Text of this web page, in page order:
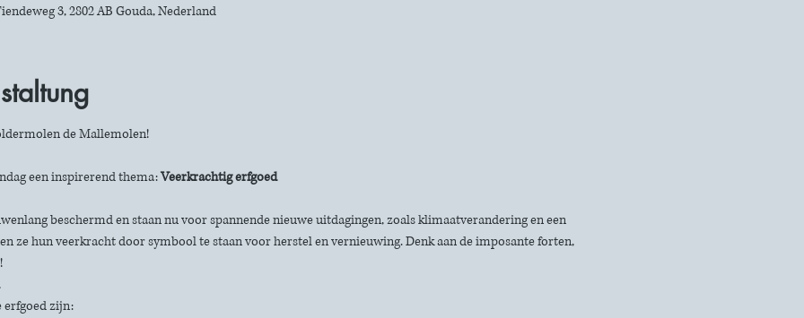
3, 2802 AB Gouda, Nederland
de Mallemolen!
een inspirerend thema: Veerkrachtig erfgoed
beschermd en staan nu voor spannende nieuwe uitdagingen, zoals klimaatverandering en een
ze hun veerkracht door symbool te staan voor herstel en vernieuwing. Denk aan de imposante forten,
erfgoed zijn: